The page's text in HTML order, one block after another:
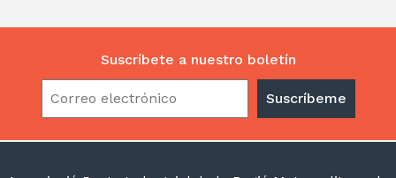
Suscríbete a nuestro boletín